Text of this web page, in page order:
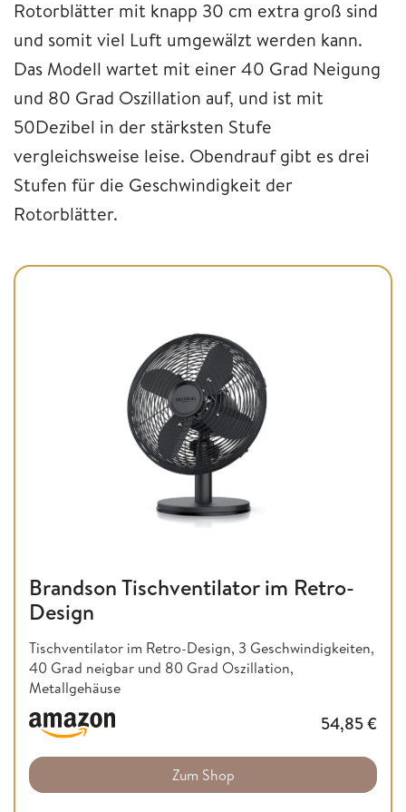
Rotorblätter mit knapp 30 cm extra groß sind
und somit viel Luft umgewälzt werden kann.
Das Modell wartet mit einer 40 Grad Neigung
und 80 Grad Oszillation auf, und ist mit
50Dezibel in der stärksten Stufe
vergleichsweise leise. Obendrauf gibt es drei
Stufen für die Geschwindigkeit der
Rotorblätter.
Brandson Tischventilator im Retro-
Design
Tischventilator im Retro-Design, 3 Geschwindigkeiten,
40 Grad neigbar und 80 Grad Oszillation,
Metallgehäuse
54,85€
Zum Shop